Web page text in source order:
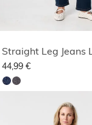
Straight Leg Jeans
44,99 €